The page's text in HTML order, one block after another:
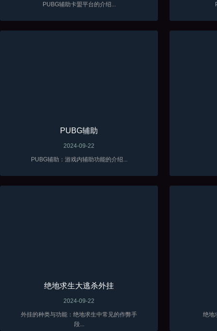
PUBG辅助卡盟平台的介绍...
PUBG辅助
2024-09-22
PUBG辅助：游戏内辅助功能的介绍...
绝地求生大逃杀外挂
2024-09-22
外挂的种类与功能：绝地求生中常见的作弊手
段...
绝地